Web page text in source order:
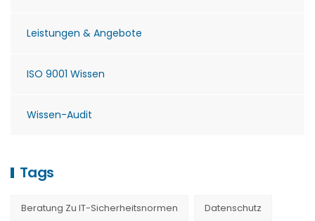
Leistungen & Angebote
ISO 9001 Wissen
Wissen-Audit
Tags
Beratung Zu IT-Sicherheitsnormen Datenschutz